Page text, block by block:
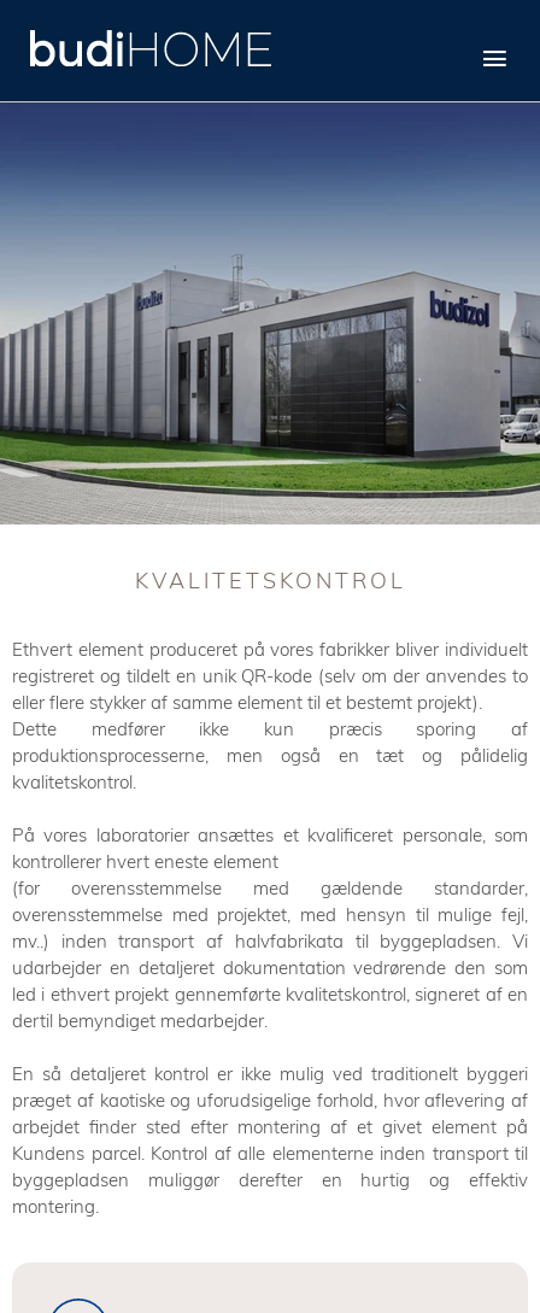
KVALITETSKONTROL
Ethvert element produceret på vores fabrikker bliver individuelt
registreret og tildelt en unik QR-kode (selv om der anvendes to
eller flere stykker af samme element til et bestemt projekt).
Dette medfører ikke kun præcis sporing af
produktionsprocesserne, men også en tæt og pålidelig
kvalitetskontrol.
På vores laboratorier ansættes et kvalificeret personale, som
kontrollerer hvert eneste element
(for overensstemmelse med gældende standarder,
overensstemmelse med projektet, med hensyn til mulige fejl,
mv..) inden transport af halvfabrikata til byggepladsen. Vi
udarbejder en detaljeret dokumentation vedrørende den som
led i ethvert projekt gennemførte kvalitetskontrol, signeret af en
dertil bemyndiget medarbejder.
En så detaljeret kontrol er ikke mulig ved traditionelt byggeri
præget af kaotiske og uforudsigelige forhold, hvor aflevering af
arbejdet finder sted efter montering af et givet element på
Kundens parcel. Kontrol af alle elementerne inden transport til
byggepladsen muliggør derefter en hurtig og effektiv
montering.